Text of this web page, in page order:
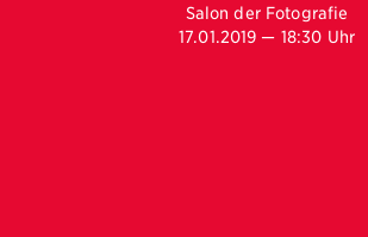
Salon der Fotografie
17.01.2019 — 18:30 Uhr